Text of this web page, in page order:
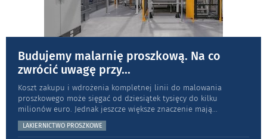
Budujemy malarnię proszkową. Na co
zwrócić uwagę przy...
Koszt zakupu i wdrożenia kompletnej linii do malowania
proszkowego może sięgać od dziesiątek tysięcy do kilku
milionów euro. Jednak jeszcze większe znaczenie mają
LAKIERNICTWO PROSZKOWE